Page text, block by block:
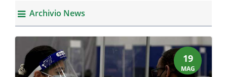
Archivio News
19
MAG